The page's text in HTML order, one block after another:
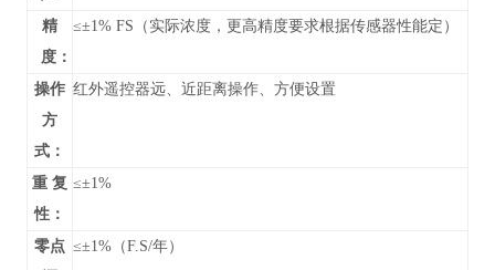
精
度：
≤±1% FS（实际浓度，更高精度要求根据传感器性能定）
操作
方
式：
红外遥控器远、近距离操作、方便设置
重 复
性：
≤±1%
零点 ≤±1%（F.S/年）